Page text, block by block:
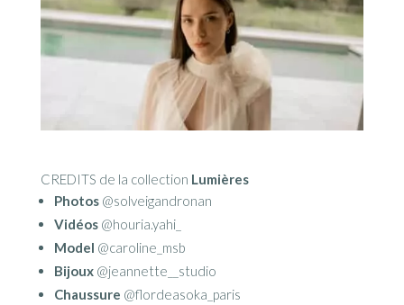
CREDITS de la collection Lumières
Photos@solveigandronan
Vidéos @houria.yahi_
Model @caroline_msb
Bijoux@jeannette__studio
Chaussure @flordeasoka_paris